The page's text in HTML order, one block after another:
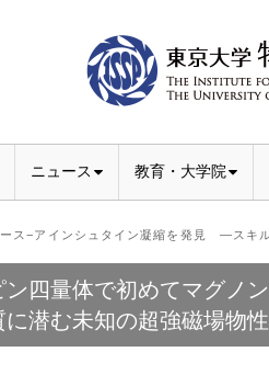
ニュース 教育・大学院
ス−アインシュタイン凝縮を発見 ―スキ
ン四量体で初めてマグノ
に潜む未知の超強磁場物